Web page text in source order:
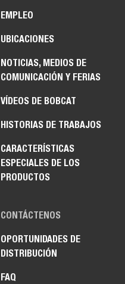
EMPLEO
UBICACIONES
NOTICIAS, MEDIOS DE
COMUNICACIÓN Y FERIAS
VÍDEOS DE BOBCAT
HISTORIAS DE TRABAJOS
CARACTERÍSTICAS
ESPECIALES DE LOS
PRODUCTOS
CONTÁCTENOS
OPORTUNIDADES DE
DISTRIBUCIÓN
FAQ